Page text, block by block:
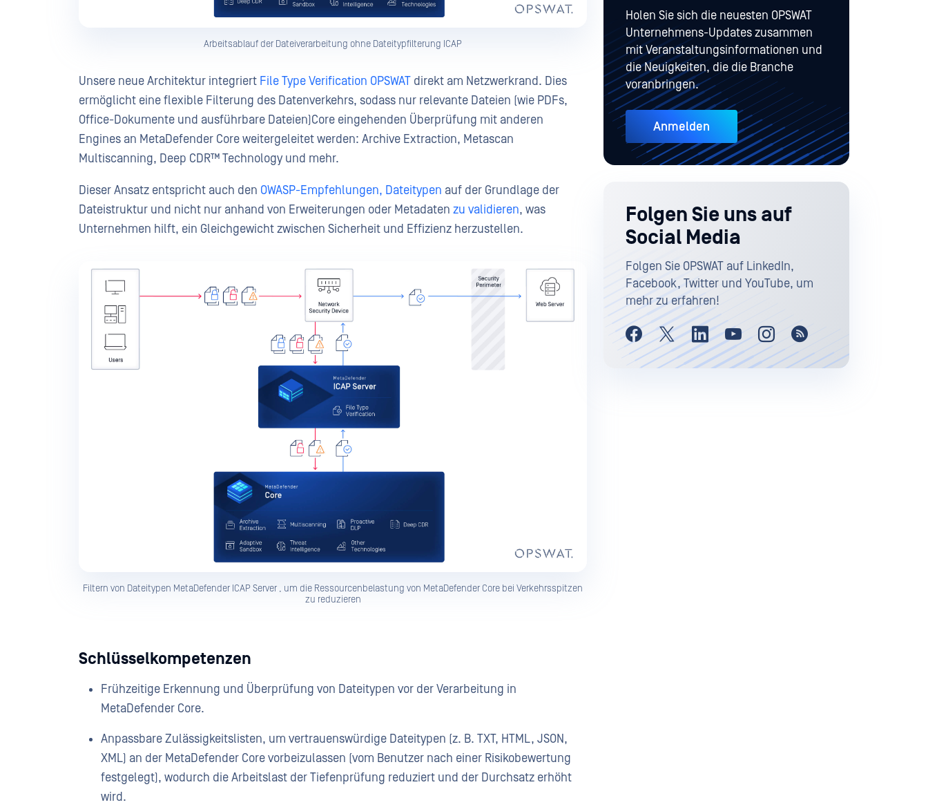
Arbeitsablauf der Dateiverarbeitung ohne Dateitypfilterung ICAP
Unsere neue Architektur integriert File Type Verification OPSWAT direkt am Netzwerkrand. Dies
ermöglicht eine flexible Filterung des Datenverkehrs, sodass nur relevante Dateien (wie PDFs,
Office-Dokumente und ausführbare Dateien)Core eingehenden Überprüfung mit anderen
Engines an MetaDefender Core weitergeleitet werden: Archive Extraction, Metascan
Multiscanning, Deep CDR™ Technology und mehr.
Dieser Ansatz entspricht auch den OWASP-Empfehlungen, Dateitypen auf der Grundlage der
Dateistruktur und nicht nur anhand von Erweiterungen oder Metadaten zu validieren, was
Unternehmen hilft, ein Gleichgewicht zwischen Sicherheit und Effizienz herzustellen.
Filtern von Dateitypen MetaDefender ICAP Server , um die Ressourcenbelastung von MetaDefender Core bei Verkehrsspitzen
zu reduzieren
Schlüsselkompetenzen
Frühzeitige Erkennung und Überprüfung von Dateitypen vor der Verarbeitung in
MetaDefender Core.
Anpassbare Zulässigkeitslisten, um vertrauenswürdige Dateitypen (z. B. TXT, HTML, JSON,
XML) an der MetaDefender Core vorbeizulassen (vom Benutzer nach einer Risikobewertung
festgelegt), wodurch die Arbeitslast der Tiefenprüfung reduziert und der Durchsatz erhöht
wird.
Holen Sie sich die neuesten OPSWAT
Unternehmens-Updates zusammen
mit Veranstaltungsinformationen und
die Neuigkeiten, die die Branche
voranbringen.
Anmelden
Folgen Sie uns auf
Social Media
Folgen Sie OPSWAT auf LinkedIn,
Facebook, Twitter und YouTube, um
mehr zu erfahren!